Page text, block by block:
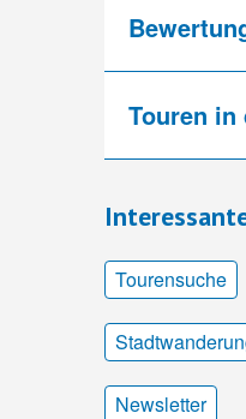
Touren in
Tourensuche
Newsletter